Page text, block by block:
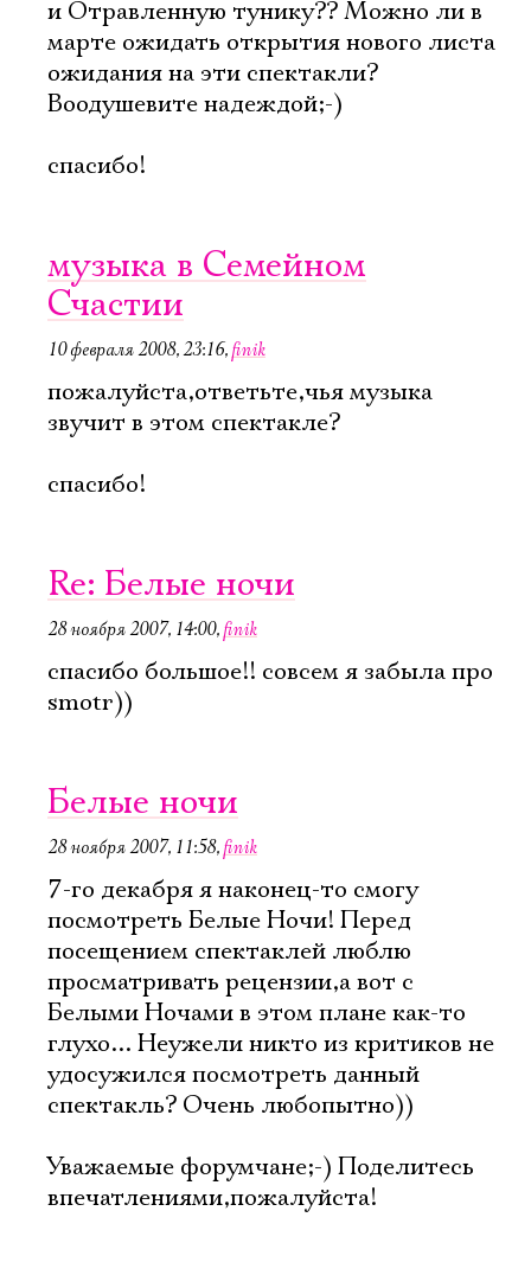
и Отравленную тунику?? Можно ли в
марте ожидать открытия нового листа
ожидания на эти спектакли?
Воодушевите надеждой;-)
спасибо!
музыка в Семейном
Счастии
10 февраля 2008, 23:16,finik
пожалуйста,ответьте,чья музыка
звучит в этом спектакле?
спасибо!
Re: Белые ночи
28 ноября 2007, 14:00,finik
спасибо большое!! совсем я забыла про
smotr))
Белые ночи
28 ноября 2007, 11:58,finik
7-го декабря я наконец-то смогу
посмотреть Белые Ночи! Перед
посещением спектаклей люблю
просматривать рецензии,а вот с
Белыми Ночами в этом плане как-то
глухо... Неужели никто из критиков не
удосужился посмотреть данный
спектакль? Очень любопытно))
Уважаемые форумчане;-) Поделитесь
впечатлениями,пожалуйста!